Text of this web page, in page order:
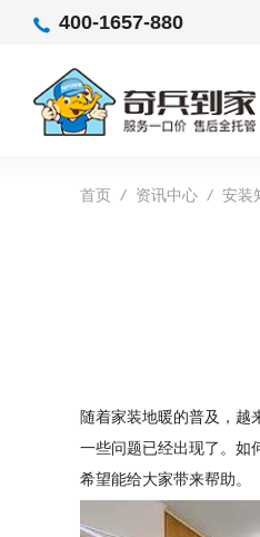
400-1657-880
首页 / 资讯中心 / 安装
随着家装地暖的普及，越
一些问题已经出现了。如
希望能给大家带来帮助。